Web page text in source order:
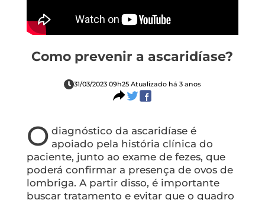
Como prevenir a ascaridíase?
31/03/2023 09h25 Atualizado há 3 anos
O diagnóstico da ascaridíase é
apoiado pela história clínica do
paciente, junto ao exame de fezes, que
poderá confirmar a presença de ovos de
lombriga. A partir disso, é importante
buscar tratamento e evitar que o quadro